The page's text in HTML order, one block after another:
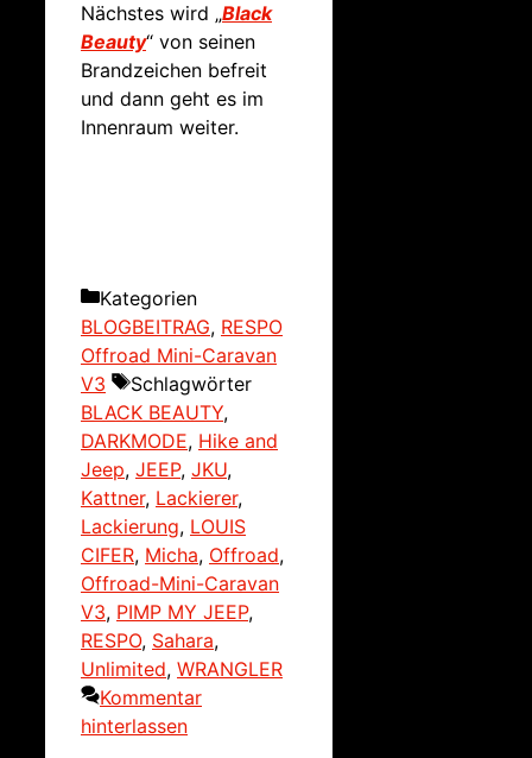
Nächstes wird „Black
Beauty“ von seinen
Brandzeichen befreit
und dann geht es im
Innenraum weiter.
Kategorien
BLOGBEITRAG, RESPO
Offroad Mini-Caravan
V3
Schlagwörter
BLACK BEAUTY,
DARKMODE, Hike and
Jeep, JEEP, JKU,
Kattner, Lackierer,
Lackierung, LOUIS
CIFER, Micha, Offroad,
Offroad-Mini-Caravan
V3, PIMP MY JEEP,
RESPO, Sahara,
Unlimited, WRANGLER
Kommentar
hinterlassen